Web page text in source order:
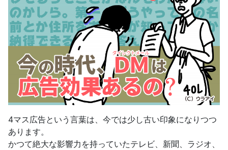
4マス広告という言葉は、今では少し古い印象になりつつ
あります。
かつて絶大な影響力を持っていたテレビ、新聞、ラジオ、